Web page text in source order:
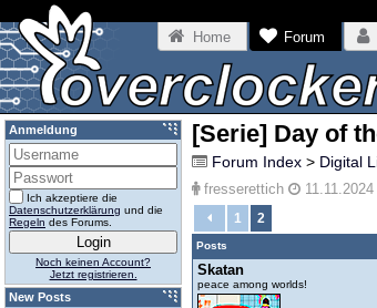
Home Forum
[Serie] Day of
Forum Index > Digital
fresserettich
1 2
Posts
Skatan
peace among worlds!
Anmeldung
Ich akzeptiere die
Datenschutzerklärung und die
Regeln des Forums.
Noch keinen Account?
Jetzt registrieren.
New Posts